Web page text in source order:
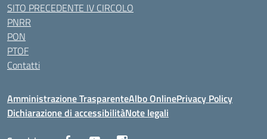
SITO PRECEDENTE IV CIRCOLO
PNRR
PON
PTOF
Contatti
Amministrazione TrasparenteAlbo OnlinePrivacy Policy
Dichiarazione di accessibilitàNote legali